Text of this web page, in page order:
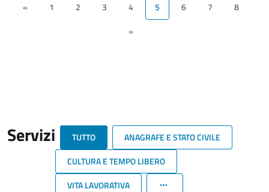
« 1 2 3 4 5 6 7
8
»
Servizi TUTTO
ANAGRAFE E STATO CIVILE
CULTURA E TEMPO LIBERO
VITA LAVORATIVA